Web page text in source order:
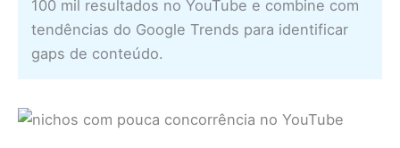
100 mil resultados no YouTube e combine com
tendências do Google Trends para identificar
gaps de conteúdo.